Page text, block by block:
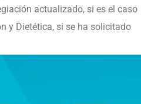
actualizado, si es el caso
y Dietética, si se ha solicitado